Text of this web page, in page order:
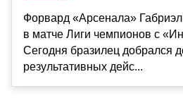
Форвард «Арсенала»
в матче Лиги чемпионов с
Сегодня бразилец добрался
результативных дейс...